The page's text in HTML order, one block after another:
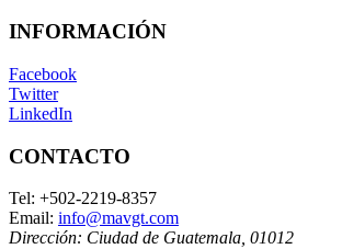
INFORMACIÓN
Facebook
Twitter
LinkedIn
CONTACTO
Tel: +502-2219-8357
Email: info@mavgt.com
Dirección: Ciudad de Guatemala 01012